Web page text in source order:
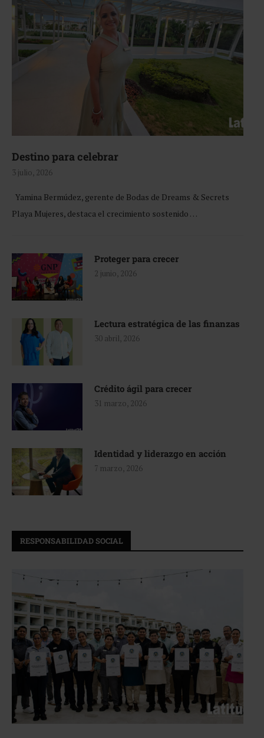
Destino para celebrar
3 julio, 2026
Yamina Bermúdez, gerente de Bodas de Dreams & Secrets
Playa Mujeres, destaca el crecimiento sostenido …
Proteger para crecer
2 junio, 2026
Lectura estratégica de las finanzas
30 abril, 2026
Crédito ágil para crecer
31 marzo, 2026
Identidad y liderazgo en acción
7 marzo, 2026
RESPONSABILIDAD SOCIAL